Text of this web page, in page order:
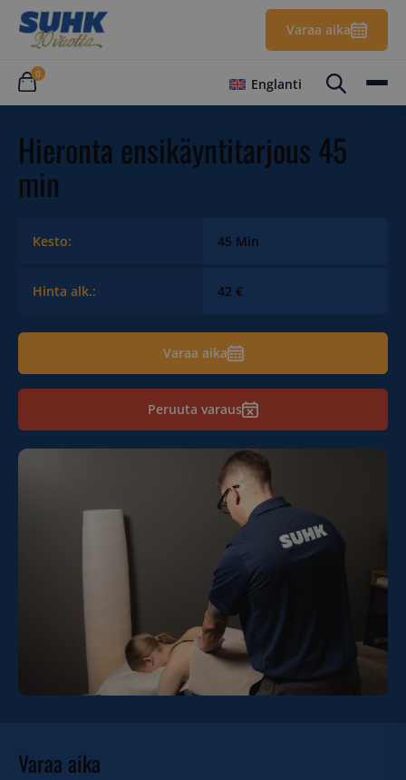
Varaa aika
0
Englanti
Hieronta ensikäyntitarjous 45
min
Kesto: 45 Min
Hinta alk.: 42 €
Varaa aika
Peruuta varaus
Varaa aika